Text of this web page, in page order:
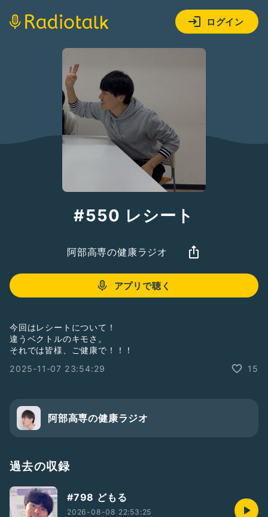
ログイン
#550 レシート
阿部高専の健康ラジオ
アプリで聴く
今回はレシートについて！
違うベクトルのキモさ。
それでは皆様、ご健康で！！！
2025-11-07 23:54:29
15
阿部高専の健康ラジオ
過去の収録
#798 どもる
2026-08-08 22:53:25